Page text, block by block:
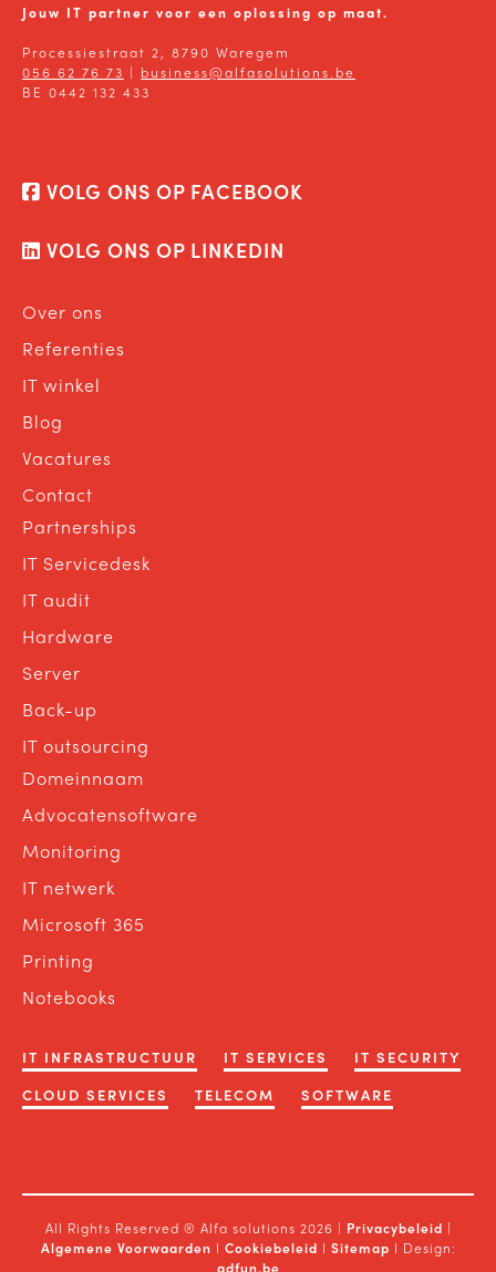
Jouw IT partner voor een oplossing op maat.
Processiestraat 2, 8790 Waregem
056 62 76 73 | business@alfasolutions.be
BE 0442 132 433
VOLG ONS OP FACEBOOK
VOLG ONS OP LINKEDIN
Over ons
Referenties
IT winkel
Blog
Vacatures
Contact
Partnerships
IT Servicedesk
IT audit
Hardware
Server
Back-up
IT outsourcing
Domeinnaam
Advocatensoftware
Monitoring
IT netwerk
Microsoft 365
Printing
Notebooks
IT INFRASTRUCTUUR IT SERVICES
IT SECURITY
CLOUD SERVICES
TELECOM SOFTWARE
All Rights Reserved ® Alfa solutions 2026 | Privacybeleid |
Algemene Voorwaarden I Cookiebeleid I Sitemap I Design:
adfun.be